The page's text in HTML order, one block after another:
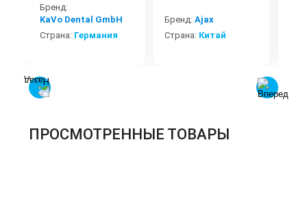
Бренд:
KaVo Dental GmbH
Страна: Германия
Бренд: Ajax
Страна: Китай
ПРОСМОТРЕННЫЕ ТОВАРЫ